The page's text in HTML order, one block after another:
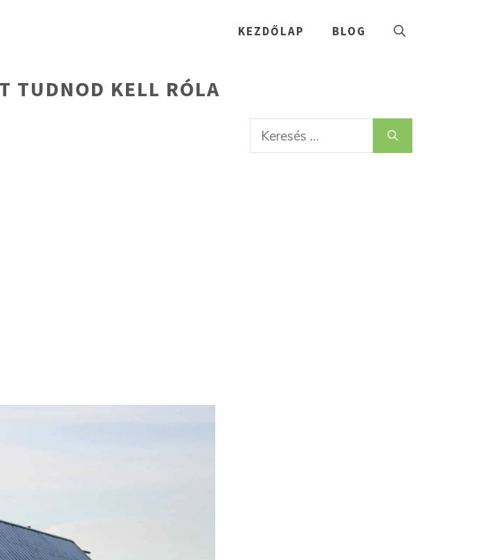
KEZDŐLAP BLOG
TUDNOD KELL RÓLA